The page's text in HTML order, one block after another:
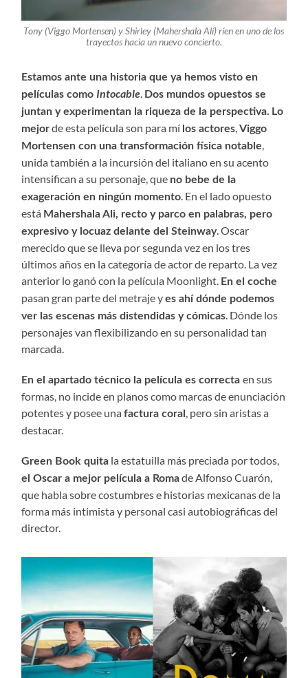
Tony (Viggo Mortensen) y Shirley (Mahershala Alí) ríen en uno de los
trayectos hacia un nuevo concierto.
Estamos ante una historia que ya hemos visto en
películas comoIntocable. Dos mundos opuestos se
juntan y experimentan la riqueza de la perspectiva. Lo
mejorde esta película son para mí los actores,Viggo
Mortensen con una transformación física notable,
unida también a la incursión del italiano en su acento
intensifican a su personaje, que no bebe de la
exageración en ningún momento. En el lado opuesto
está Mahershala Ali, recto y parco en palabras, pero
expresivo y locuaz delante del Steinway. Oscar
merecido que se lleva por segunda vez en los tres
últimos años en la categoría de actor de reparto. La vez
anterior lo ganó con la película Moonlight. En el coche
pasan gran parte del metraje yes ahí dónde podemos
ver las escenas más distendidas y cómicas. Dónde los
personajes van flexibilizando en su personalidad tan
marcada.
En el apartado técnico la película es correctaen sus
formas, no incide en planos como marcas de enunciación
potentes y posee unafactura coral , pero sin aristas a
destacar.
Green Book quita la estatuilla más preciada por todos,
el Oscar a mejor película a Romade Alfonso Cuarón,
que habla sobre costumbres e historias mexicanas de la
forma más intimista y personal casi autobiográficas del
director.